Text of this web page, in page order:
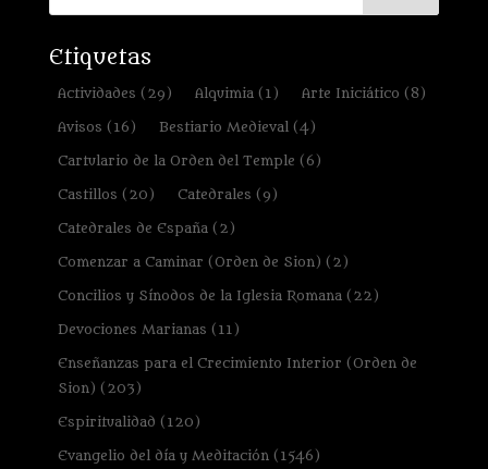
Etiquetas
Actividades (29) Alquimia(1) Arte Iniciático (8)
Avisos (16) Bestiario Medieval(4)
Cartulario de la Orden del Temple (6)
Castillos (20) Catedrales (9)
Catedrales de España(2)
Comenzar a Caminar (Orden de Sion) (2)
Concilios y Sínodos de la Iglesia Romana(22)
Devociones Marianas (11)
Enseñanzas para el Crecimiento Interior (Orden de
Sion) (203)
Espiritualidad (120)
Evangelio del día y Meditación(1546)